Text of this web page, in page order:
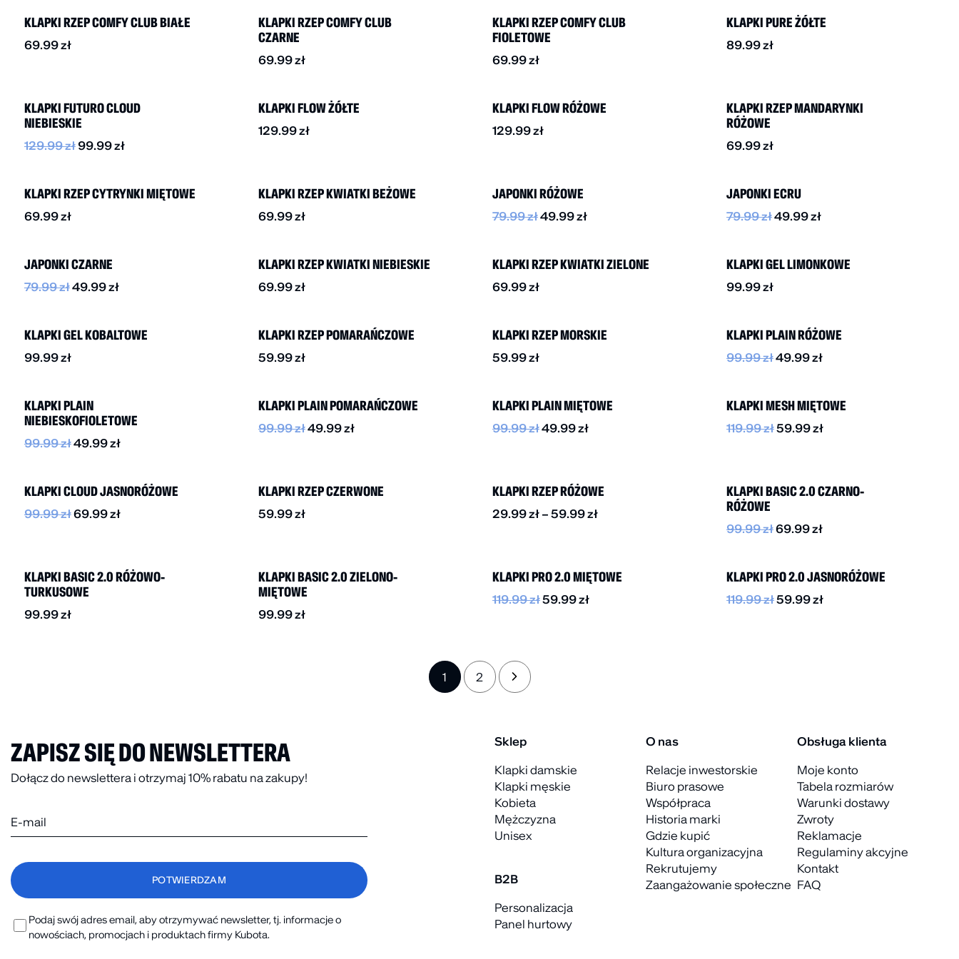
KLAPKI RZEP COMFY CLUB BIAŁE
69.99zł
KLAPKI RZEP COMFY CLUB
CZARNE
69.99zł
KLAPKI RZEP COMFY CLUB
FIOLETOWE
69.99zł
KLAPKI PURE ŻÓŁTE
89.99zł
KLAPKI FUTURO CLOUD
NIEBIESKIE
129.99zł 99.99zł
KLAPKI FLOW ŻÓŁTE
129.99zł
KLAPKI FLOW RÓŻOWE
129.99zł
KLAPKI RZEP MANDARYNKI
RÓŻOWE
69.99zł
KLAPKI RZEP CYTRYNKI MIĘTOWE
69.99zł
KLAPKI RZEP KWIATKI BEŻOWE
69.99zł
JAPONKI RÓŻOWE
79.99zł49.99zł
JAPONKI ECRU
79.99zł49.99zł
JAPONKI CZARNE
79.99zł49.99zł
KLAPKI RZEP KWIATKI NIEBIESKIE
69.99zł
KLAPKI RZEP KWIATKI ZIELONE
69.99zł
KLAPKI GEL LIMONKOWE
99.99zł
KLAPKI GEL KOBALTOWE
99.99zł
KLAPKI RZEP POMARAŃCZOWE
59.99zł
KLAPKI RZEP MORSKIE
59.99zł
KLAPKI PLAIN RÓŻOWE
99.99zł49.99zł
KLAPKI PLAIN
NIEBIESKOFIOLETOWE
99.99zł49.99zł
KLAPKI PLAIN POMARAŃCZOWE
99.99zł49.99zł
KLAPKI PLAIN MIĘTOWE
99.99zł49.99zł
KLAPKI MESH MIĘTOWE
119.99zł59.99zł
KLAPKI CLOUD JASNORÓŻOWE
99.99zł69.99zł
KLAPKI RZEP CZERWONE
59.99zł
KLAPKI RZEP RÓŻOWE
29.99zł – 59.99zł
KLAPKI BASIC 2.0 CZARNO-
RÓŻOWE
99.99zł69.99zł
KLAPKI BASIC 2.0 RÓŻOWO-
TURKUSOWE
99.99zł
KLAPKI BASIC 2.0 ZIELONO-
MIĘTOWE
99.99zł
KLAPKI PRO 2.0 MIĘTOWE
119.99zł59.99zł
KLAPKI PRO 2.0 JASNORÓŻOWE
119.99zł59.99zł
1 2 →
ZAPISZ SIĘ DO NEWSLETTERA
Dołącz do newslettera i otrzymaj 10% rabatu na zakupy!
Podaj swój adres email, aby otrzymywać newsletter, tj. informacje o
nowościach, promocjach i produktach firmy Kubota.
Sklep
Klapki damskie
Klapki męskie
Kobieta
Mężczyzna
Unisex
B2B
Personalizacja
Panel hurtowy
O nas
Relacje inwestorskie
Biuro prasowe
Współpraca
Historia marki
Gdzie kupić
Kultura organizacyjna
Rekrutujemy
Zaangażowanie społeczne
Obsługa klienta
Moje konto
Tabela rozmiarów
Warunki dostawy
Zwroty
Reklamacje
Regulaminy akcyjne
Kontakt
FAQ